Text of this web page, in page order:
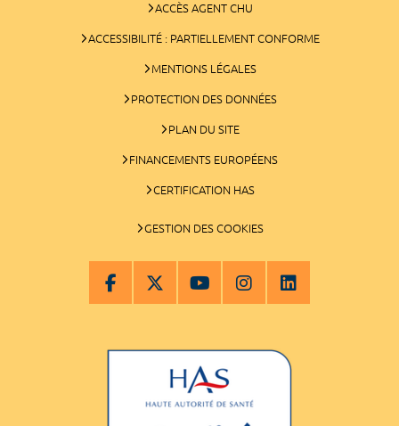
ACCÈS AGENT CHU
ACCESSIBILITÉ : PARTIELLEMENT CONFORME
MENTIONS LÉGALES
PROTECTION DES DONNÉES
PLAN DU SITE
FINANCEMENTS EUROPÉENS
CERTIFICATION HAS
GESTION DES COOKIES